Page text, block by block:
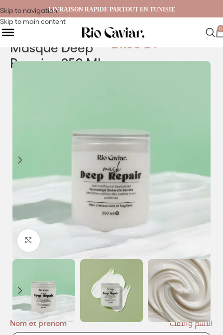
Skip to navigation
Skip to main content
LIVRAISON RAPIDE PARTOUT EN TUNISIE
0
Masque Deep
Repair – 250 ML
29.00 DT
Agrandir
Nom et prénom الاسم واللقب